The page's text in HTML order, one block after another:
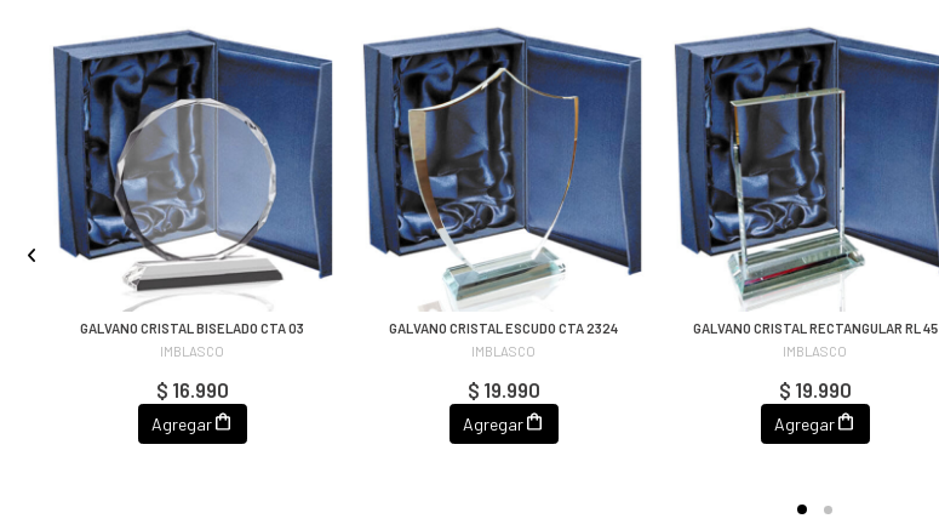
GALVANO CRISTAL BISELADO CTA 03
IMBLASCO
$ 16.990
Agregar
GALVANO CRISTAL ESCUDO CTA 2324
IMBLASCO
$ 19.990
Agregar
GALVANO CRISTAL RECTANGULAR RL 45
IMBLASCO
$ 19.990
Agregar